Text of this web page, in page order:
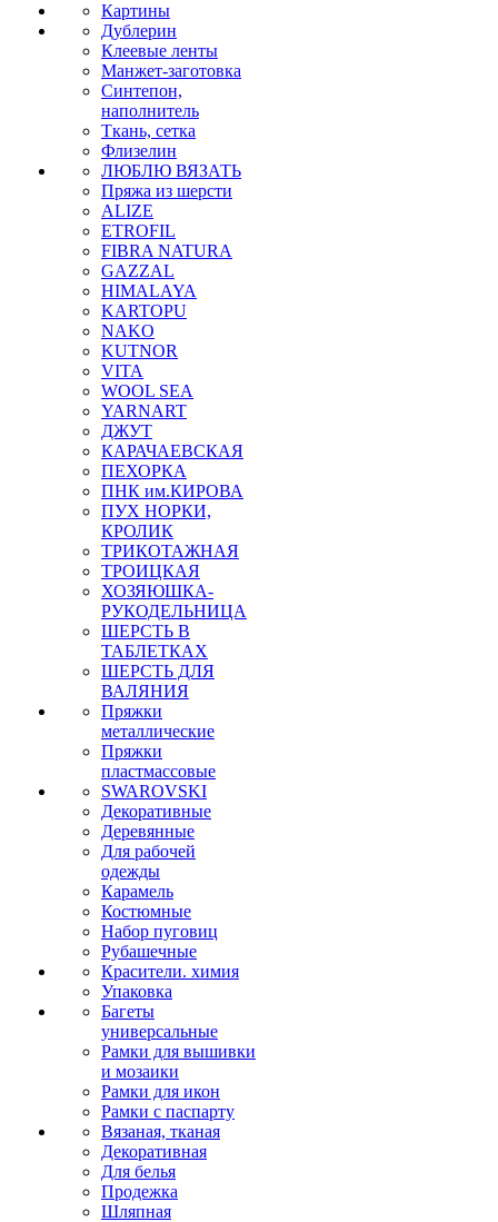
Картины
Дублерин
Клеевые ленты
Манжет-заготовка
Синтепон,
наполнитель
Ткань, сетка
Флизелин
ЛЮБЛЮ ВЯЗАТЬ
Пряжа из шерсти
ALIZE
ETROFIL
FIBRA NATURA
GAZZAL
HIMALAYA
KARTOPU
NAKO
KUTNOR
VITA
WOOL SEA
YARNART
ДЖУТ
КАРАЧАЕВСКАЯ
ПЕХОРКА
ПНК им.КИРОВА
ПУХ НОРКИ,
КРОЛИК
ТРИКОТАЖНАЯ
ТРОИЦКАЯ
ХОЗЯЮШКА-
РУКОДЕЛЬНИЦА
ШЕРСТЬ В
ТАБЛЕТКАХ
ШЕРСТЬ ДЛЯ
ВАЛЯНИЯ
Пряжки
металлические
Пряжки
пластмассовые
SWAROVSKI
Декоративные
Деревянные
Для рабочей
одежды
Карамель
Костюмные
Набор пуговиц
Рубашечные
Красители. химия
Упаковка
Багеты
универсальные
Рамки для вышивки
и мозаики
Рамки для икон
Рамки с паспарту
Вязаная, тканая
Декоративная
Для белья
Продежка
Шляпная